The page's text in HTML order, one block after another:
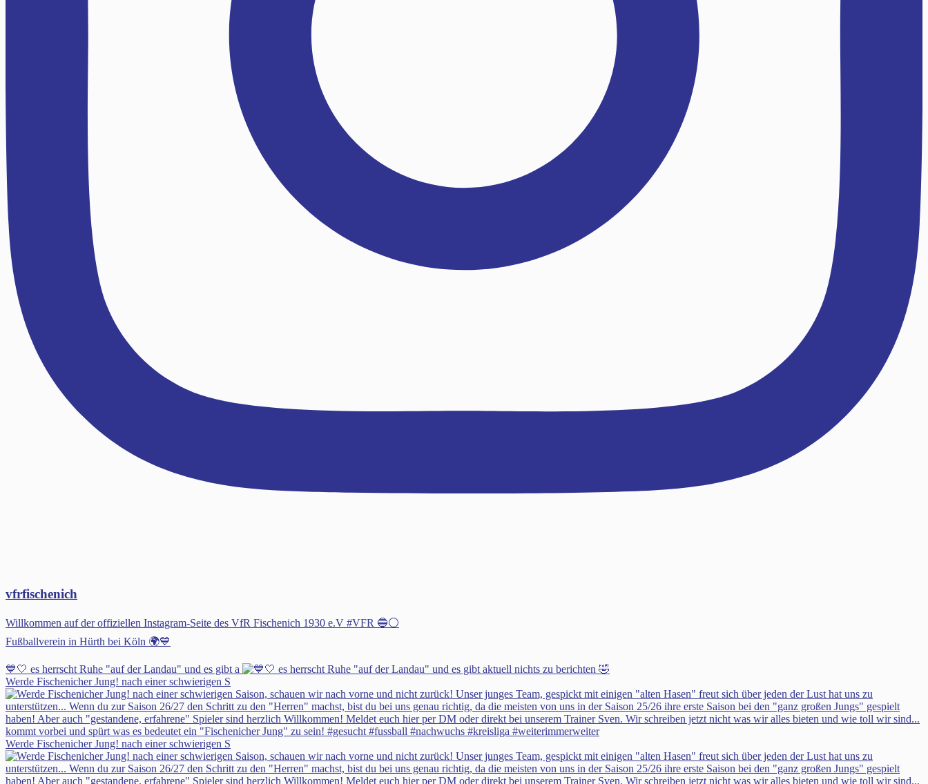
vfrfischenich
Willkommen auf der offiziellen Instagram-Seite des VfR Fischenich 1930 e.V #VFR 🔵⚪️
Fußballverein in Hürth bei Köln 🌍💙
💙🤍 es herrscht Ruhe "auf der Landau" und es gibt a
Werde Fischenicher Jung! nach einer schwierigen S
Werde Fischenicher Jung! nach einer schwierigen S